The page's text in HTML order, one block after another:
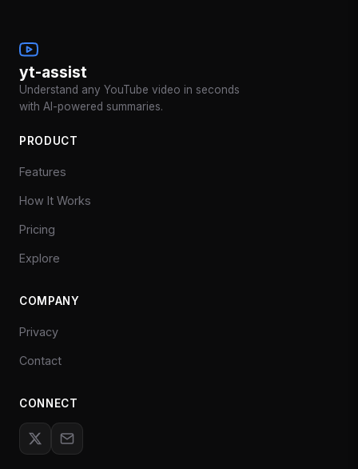
yt-assist
Understand any YouTube video in seconds
with AI-powered summaries.
PRODUCT
Features
How It Works
Pricing
Explore
COMPANY
Privacy
Contact
CONNECT